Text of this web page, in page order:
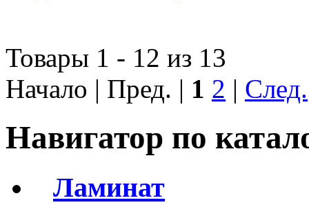
Товары 1 - 12 из 13
Начало | Пред. | 1 2 | След.
Навигатор по
Ламинат